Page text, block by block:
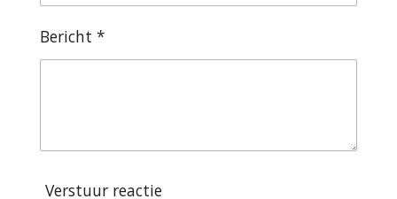
Bericht *
Verstuur reactie